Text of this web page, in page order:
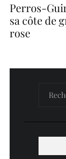
Perros-
sa côte de
rose